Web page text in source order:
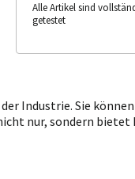
Alle Artikel sind
getestet
Industrie. Sie
nur, sondern bietet